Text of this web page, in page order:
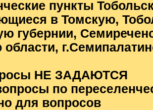
пункты
в Томскую,
губернии,
НЕ ЗАДАЮТСЯ
по
для вопросов